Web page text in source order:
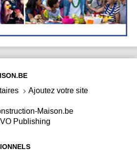
Ajoutez votre site
Maison.be
VO Publishing